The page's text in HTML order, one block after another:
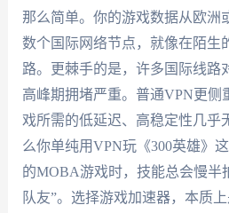
那么简单。你的游戏数据从欧洲
数个国际网络节点，就像在陌生
路。更棘手的是，许多国际线路
高峰期拥堵严重。普通VPN更侧
戏所需的低延迟、高稳定性几乎
么你单纯用VPN玩《300英雄》
的MOBA游戏时，技能总会慢半
队友”。选择游戏加速器，本质